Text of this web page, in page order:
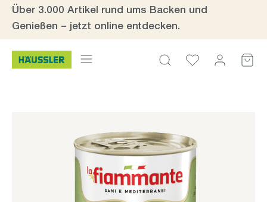
Zum Hauptinhalt springen
Über 3.000 Artikel rund ums Backen und
Genießen – jetzt online entdecken.